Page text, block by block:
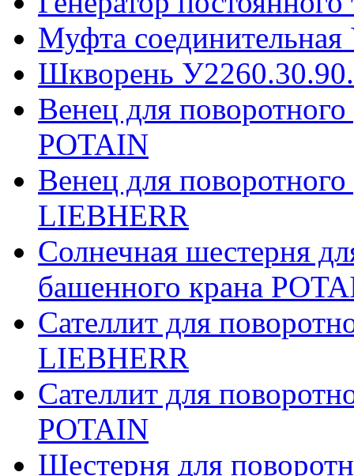
Муфта соединительная
Шкворень
Венец для
POTAIN
Венец для
LIEBHERR
Солнечная шестерня
башенного крана
Сателлит для
LIEBHERR
Сателлит для
POTAIN
Шестерня для